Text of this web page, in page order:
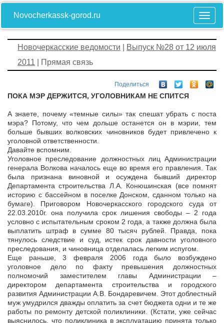
Novocherkassk-gorod.ru
Новочеркасские ведомости
Выпуск №28 от 12 июля
2011 | Прямая связь
Поделиться
ПОКА МЭР ДЕРЖИТСЯ, УГОЛОВНИКАМ НЕ СПИТСЯ
А знаете, почему «темные силы» так спешат убрать с поста
мэра? Потому, что чем дольше останется он в мэрии, тем
больше бывших волковских чиновников будет привлечено к
уголовной ответственности.
Давайте вспомним.
Уголовное преследование должностных лиц Администрации
генерала Волкова началось еще во время его правления. Так
была признана виновной и осуждена бывший директор
Департамента строительства Л.А. Конюшинская (все помнят
историю с бассейном в поселке Донском, сданном только на
бумаге). Приговором Новочеркасского городского суда от
22.03.2010г. она получила срок лишения свободы – 2 года
условно с испытательным сроком 2 года, а также должна была
выплатить штраф в сумме 80 тысяч рублей. Правда, пока
тянулось следствие и суд, истек срок давности уголовного
преследования, и чиновница отделалась легким испугом.
Еще раньше, 3 февраля 2006 года было возбуждено
уголовное дело по факту превышения должностных
полномочий заместителем главы Администрации –
директором департамента строительства и городского
развития Администрации А.В. Бондаревичем. Этот доблестный
муж умудрился дважды оплатить за счет бюджета одни и те же
работы по ремонту детской поликлиники. (Кстати, уже сейчас
выяснилось, что поликлиника в эксплуатацию принята только